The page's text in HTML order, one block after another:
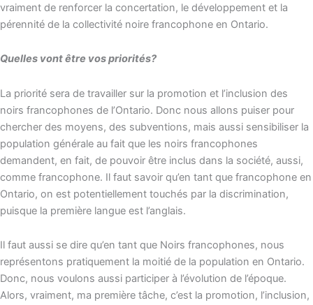
vraiment de renforcer la concertation, le développement et la
pérennité de la collectivité noire francophone en Ontario.
Quelles vont être vos priorités?
La priorité sera de travailler sur la promotion et l’inclusion des
noirs francophones de l’Ontario. Donc nous allons puiser pour
chercher des moyens, des subventions, mais aussi sensibiliser la
population générale au fait que les noirs francophones
demandent, en fait, de pouvoir être inclus dans la société, aussi,
comme francophone. Il faut savoir qu’en tant que francophone en
Ontario, on est potentiellement touchés par la discrimination,
puisque la première langue est l’anglais.
Il faut aussi se dire qu’en tant que Noirs francophones, nous
représentons pratiquement la moitié de la population en Ontario.
Donc, nous voulons aussi participer à l’évolution de l’époque.
Alors, vraiment, ma première tâche, c’est la promotion, l’inclusion,